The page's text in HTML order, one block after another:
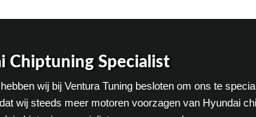
Chiptuning Specialist
wij bij Ventura Tuning besloten om ons te
wij steeds meer motoren voorzagen van Hyundai